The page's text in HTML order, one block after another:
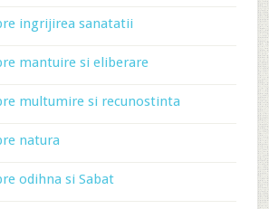
ingrijirea sanatatii
mantuire si eliberare
multumire si recunostinta
natura
odihna si Sabat